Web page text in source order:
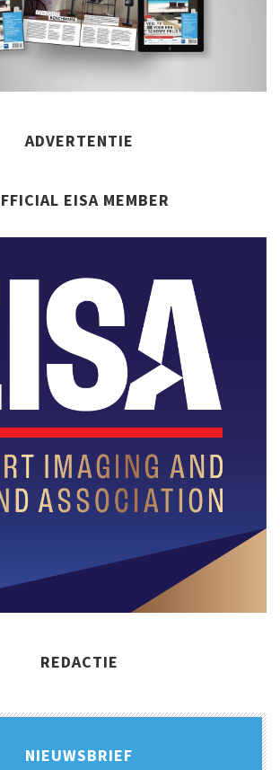
ADVERTENTIE
EISA MEMBER
REDACTIE
NIEUWSBRIEF